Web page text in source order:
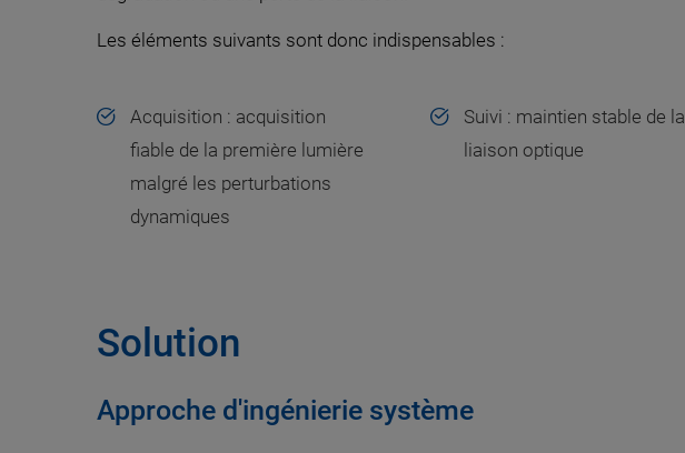
Les éléments suivants sont donc indispensables :
Acquisition : acquisition
fiable de la première lumière
malgré les perturbations
dynamiques
Suivi : maintien stable de la
liaison optique
Solution
Approche d'ingénierie système